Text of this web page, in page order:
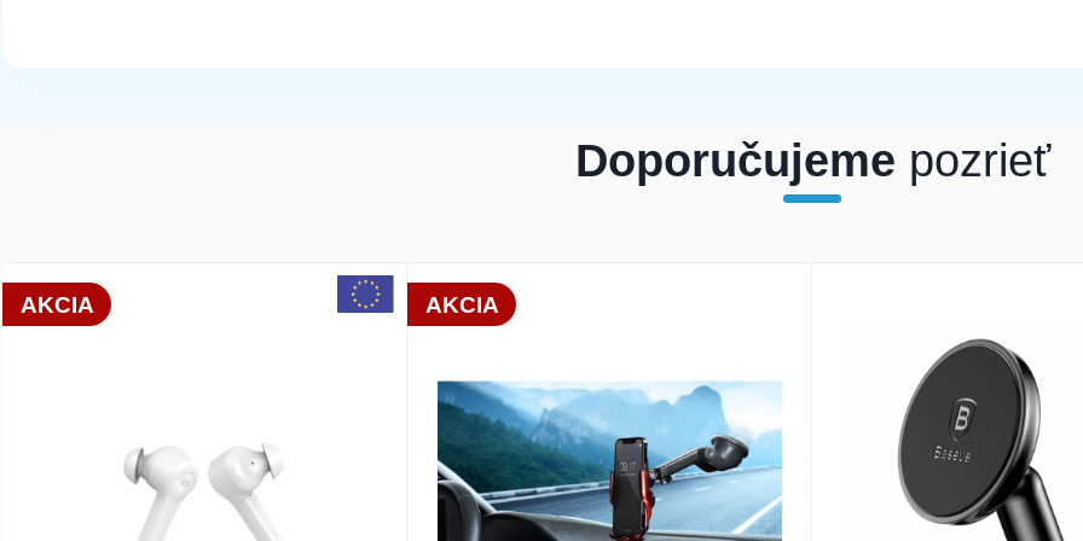
Doporučujeme pozrieť
array(6) { [0]=> int(21497) [1]=> int(86973) [2]=> int(231470) [3]=> int(231492) [4]=> int(202442) [5]=> int(21533) }
AKCIA AKCIA